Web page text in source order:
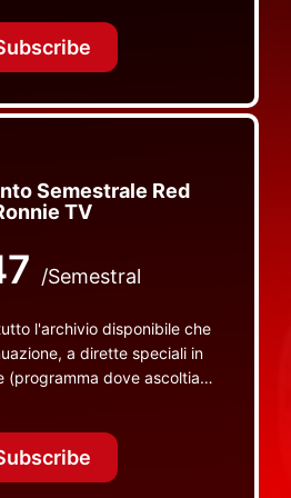
da nessuna altra parte
Semestrale Red
TV
/Semestral
l'archivio disponibile che
a dirette speciali in
dove ascoltiamo
da nessuna altra parte